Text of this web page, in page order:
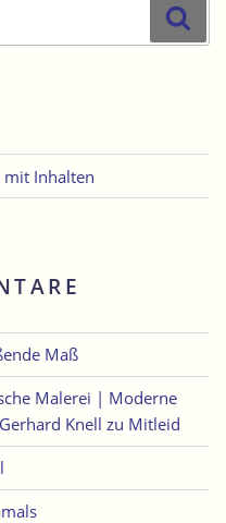
mit Inhalten
Maß
Malerei | Moderne
Knell zu Mitleid